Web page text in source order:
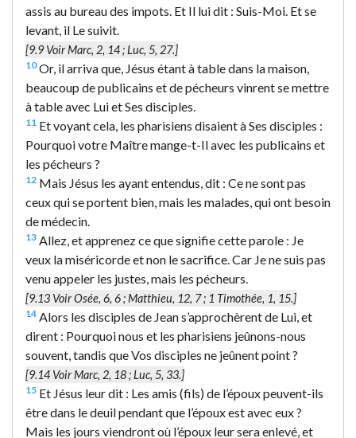
assis au bureau des impots. Et Il lui dit : Suis-Moi. Et se
levant, il Le suivit.
[9.9 Voir Marc, 2, 14 ; Luc, 5, 27.]
10Or, il arriva que, Jésus étant à table dans la maison,
beaucoup de publicains et de pécheurs vinrent se mettre
à table avec Lui et Ses disciples.
11 Et voyant cela, les pharisiens disaient à Ses disciples :
Pourquoi votre Maître mange-t-Il avec les publicains et
les pécheurs ?
12 Mais Jésus les ayant entendus, dit : Ce ne sont pas
ceux qui se portent bien, mais les malades, qui ont besoin
de médecin.
13 Allez, et apprenez ce que signifie cette parole : Je
veux la miséricorde et non le sacrifice. Car Je ne suis pas
venu appeler les justes, mais les pécheurs.
[9.13 Voir Osée, 6, 6 ; Matthieu, 12, 7 ; 1 Timothée, 1, 15.]
14 Alors les disciples de Jean s’approchèrent de Lui, et
dirent : Pourquoi nous et les pharisiens jeûnons-nous
souvent, tandis que Vos disciples ne jeûnent point ?
[9.14 Voir Marc, 2, 18 ; Luc, 5, 33.]
15 Et Jésus leur dit : Les amis (fils) de l’époux peuvent-ils
être dans le deuil pendant que l’époux est avec eux ?
Mais les jours viendront où l’époux leur sera enlevé, et